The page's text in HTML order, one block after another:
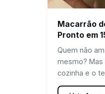
Macarrão
Pronto em
Perfeita
Quem não
mesmo? Mas
cozinha e o
desanimar